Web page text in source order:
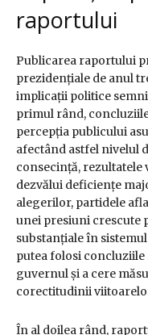
raportului
Publicarea raportului
prezidențiale de anul
implicații politice
primul rând,
percepția publicului
afectând astfel nivelul
consecință,
dezvălui deficiențe
alegerilor, partidele
unei presiuni crescute
substanțiale în
putea folosi
guvernul și a cere
corectitudinii
În al doilea rând,